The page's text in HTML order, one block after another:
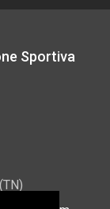
Sportiva